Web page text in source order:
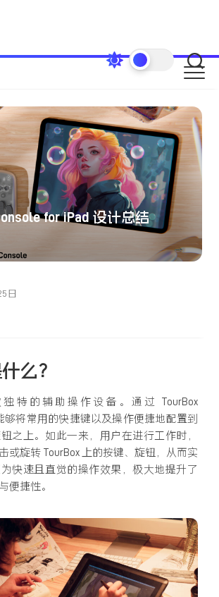
for iPad 设计总结
日
么？
独特的辅助操作设备。通过 TourBox
够将常用的快捷键以及操作便捷地配置到
之上。如此一来，用户在进行工作时，
或旋转 TourBox 上的按键、旋钮，从而实
快速且直觉的操作效果，极大地提升了
便捷性。